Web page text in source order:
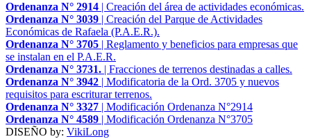
Ordenanza N° 2914 | Creación del área de actividades económicas.
Ordenanza N° 3039 | Creación del Parque de Actividades
Económicas de Rafaela (P.A.E.R.).
Ordenanza N° 3705 | Reglamento y beneficios para empresas que
se instalan en el P.A.E.R.
Ordenanza N° 3731. | Fracciones de terrenos destinadas a calles.
Ordenanza N° 3942 | Modificatoria de la Ord. 3705 y nuevos
requisitos para escriturar terrenos.
Ordenanza N° 3327 | Modificación Ordenanza N°2914
Ordenanza N° 4589 | Modificación Ordenanza N°3705
DISEÑO by: VikiLong